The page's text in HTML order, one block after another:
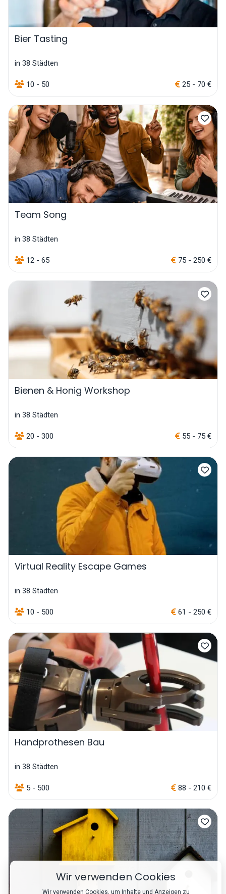
Bier Tasting
in 38 Städten
10 - 50 25 - 70 €
Team Song
in 38 Städten
12 - 65 75 - 250 €
Bienen & Honig Workshop
in 38 Städten
20 - 300 55 - 75 €
Virtual Reality Escape Games
in 38 Städten
10 - 500 61 - 250 €
Handprothesen Bau
in 38 Städten
5 - 500 88 - 210 €
Wir verwenden Cookies
Wir verwenden Cookies, um Inhalte und Anzeigen zu